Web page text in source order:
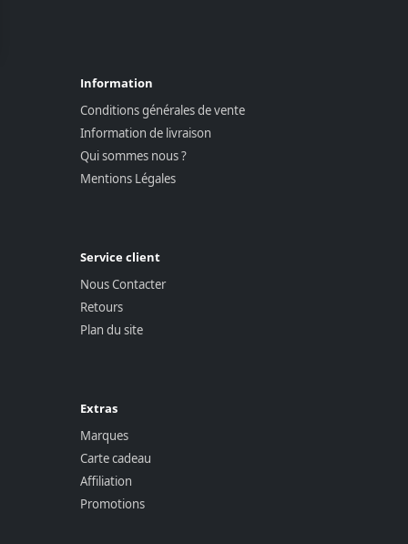
Information
Conditions générales de vente
Information de livraison
Qui sommes nous ?
Mentions Légales
Service client
Nous Contacter
Retours
Plan du site
Extras
Marques
Carte cadeau
Affiliation
Promotions